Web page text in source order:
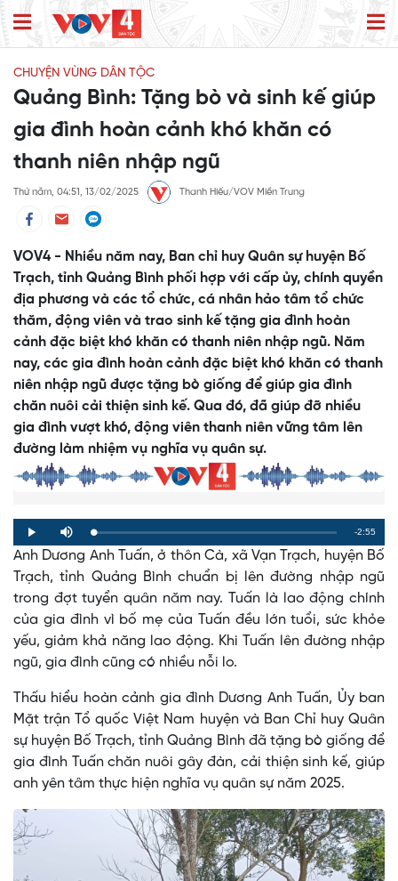
CHUYỆN VÙNG DÂN TỘC
Quảng Bình: Tặng bò và sinh kế giúp
gia đình hoàn cảnh khó khăn có
thanh niên nhập ngũ
Thứ năm, 04:51, 13/02/2025 Thanh Hiếu/VOV Miền Trung
VOV4 - Nhiều năm nay, Ban chỉ huy Quân sự huyện Bố
Trạch, tỉnh Quảng Bình phối hợp với cấp ủy, chính quyền
địa phương và các tổ chức, cá nhân hảo tâm tổ chức
thăm, động viên và trao sinh kế tặng gia đình hoàn
cảnh đặc biệt khó khăn có thanh niên nhập ngũ. Năm
nay, các gia đình hoàn cảnh đặc biệt khó khăn có thanh
niên nhập ngũ được tặng bò giống để giúp gia đình
chăn nuôi cải thiện sinh kế. Qua đó, đã giúp đỡ nhiều
gia đình vượt khó, động viên thanh niên vững tâm lên
đường làm nhiệm vụ nghĩa vụ quân sự.
Play Mute Loaded:
0%
Progress:
0%
Remaining
Time
-2:55
Anh Dương Anh Tuấn, ở thôn Cà, xã Vạn Trạch, huyện Bố
Trạch, tỉnh Quảng Bình chuẩn bị lên đường nhập ngũ
trong đợt tuyển quân năm nay. Tuấn là lao động chính
của gia đình vì bố mẹ của Tuấn đều lớn tuổi, sức khỏe
yếu, giảm khả năng lao động. Khi Tuấn lên đường nhập
ngũ, gia đình cũng có nhiều nỗi lo.
Thấu hiểu hoàn cảnh gia đình Dương Anh Tuấn, Ủy ban
Mặt trận Tổ quốc Việt Nam huyện và Ban Chỉ huy Quân
sự huyện Bố Trạch, tỉnh Quảng Bình đã tặng bò giống để
gia đình Tuấn chăn nuôi gây đàn, cải thiện sinh kế, giúp
anh yên tâm thực hiện nghĩa vụ quân sự năm 2025.